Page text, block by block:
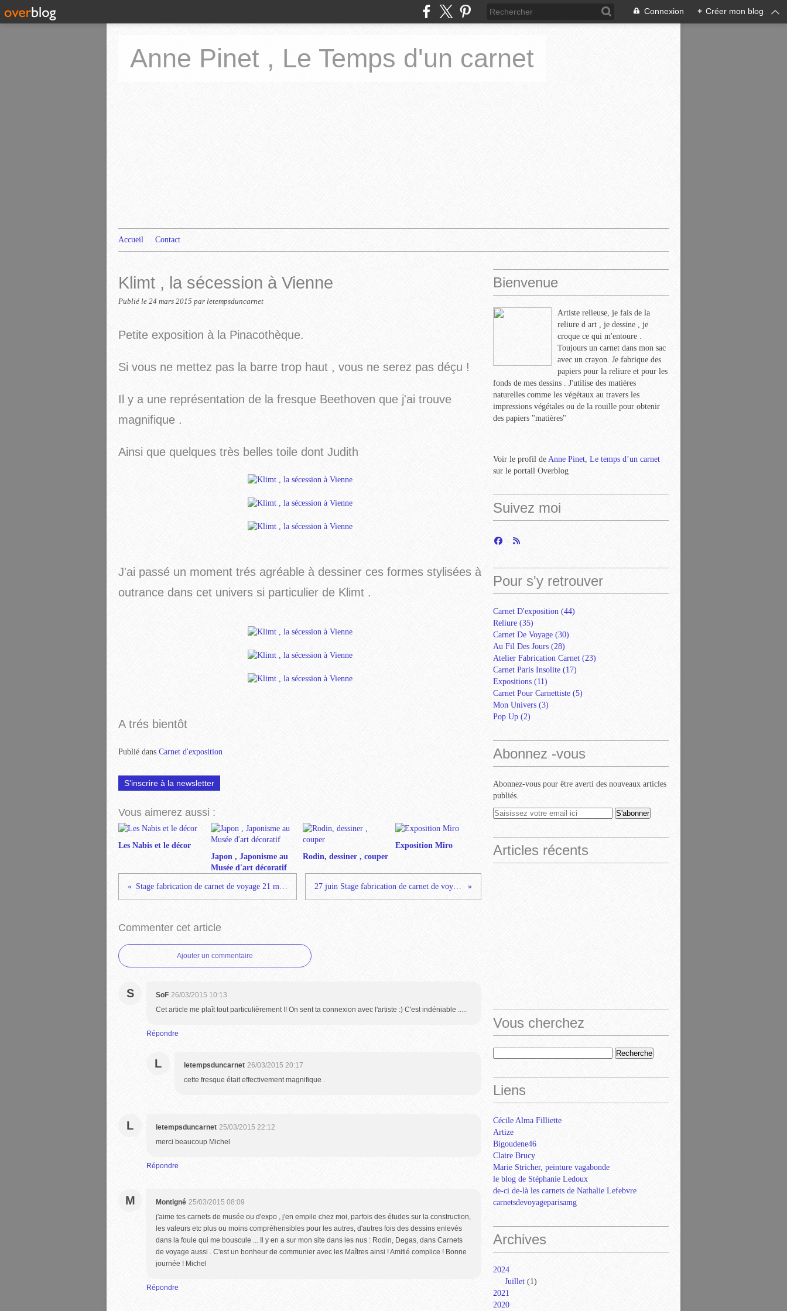
Connexion + Créer mon blog
Anne Pinet , Le Temps d'un carnet
Accueil Contact
Klimt , la sécession à Vienne
Publié le 24 mars 2015 par letempsduncarnet
Petite exposition à la Pinacothèque.
Si vous ne mettez pas la barre trop haut , vous ne serez pas déçu !
Il y a une représentation de la fresque Beethoven que j'ai trouve
magnifique .
Ainsi que quelques très belles toile dont Judith
J'ai passé un moment trés agréable à dessiner ces formes stylisées à
outrance dans cet univers si particulier de Klimt .
A trés bientôt
Publié dans Carnet d'exposition
S'inscrire à la newsletter
Vous aimerez aussi :
Les Nabis et le décor
Japon , Japonisme au
Musée d'art décoratif
Rodin, dessiner , couper
Exposition Miro
Stage fabrication de carnet de voyage 21 mars 27 juin Stage fabrication de carnet de voyage
Commenter cet article
Ajouter un commentaire
S SoF 26/03/2015 10:13
Cet article me plaît tout particulièrement !! On sent ta connexion avec l'artiste :) C'est indéniable .....
Répondre
L letempsduncarnet 26/03/2015 20:17
cette fresque était effectivement magnifique .
L letempsduncarnet 25/03/2015 22:12
merci beaucoup Michel
Répondre
M Montigné 25/03/2015 08:09
j'aime tes carnets de musée ou d'expo , j'en empile chez moi, parfois des études sur la construction,
les valeurs etc plus ou moins compréhensibles pour les autres, d'autres fois des dessins enlevés
dans la foule qui me bouscule ... Il y en a sur mon site dans les nus : Rodin, Degas, dans Carnets
de voyage aussi . C'est un bonheur de communier avec les Maîtres ainsi ! Amitié complice ! Bonne
journée ! Michel
Répondre
Bienvenue
Artiste relieuse, je fais de la
reliure d art , je dessine , je
croque ce qui m'entoure .
Toujours un carnet dans mon sac
avec un crayon. Je fabrique des
papiers pour la reliure et pour les
fonds de mes dessins . J'utilise des matières
naturelles comme les végétaux au travers les
impressions végétales ou de la rouille pour obtenir
des papiers "matières"
Voir le profil de Anne Pinet, Le temps d’un carnet
sur le portail Overblog
Suivez moi
Pour s'y retrouver
Carnet D'exposition (44)
Reliure (35)
Carnet De Voyage (30)
Au Fil Des Jours (28)
Atelier Fabrication Carnet (23)
Carnet Paris Insolite (17)
Expositions (11)
Carnet Pour Carnettiste (5)
Mon Univers (3)
Pop Up (2)
Abonnez -vous
Abonnez-vous pour être averti des nouveaux articles
publiés.
Articles récents
Vous cherchez
Liens
Cécile Alma Filliette
Artize
Bigoudene46
Claire Brucy
Marie Stricher, peinture vagabonde
le blog de Stéphanie Ledoux
de-ci de-là les carnets de Nathalie Lefebvre
carnetsdevoyageparisamg
Archives
2024
Juillet (1)
2021
2020